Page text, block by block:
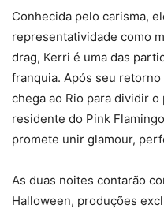
Conhecida pelo carisma,
representatividade como
drag, Kerri é uma das
franquia. Após seu
chega ao Rio para dividir
residente do Pink
promete unir glamour,
As duas noites contarão
Halloween, produções